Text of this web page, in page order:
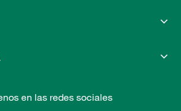
en las redes sociales